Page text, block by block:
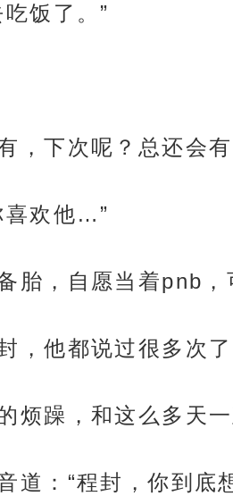
饭了。”
，下次呢？总还会有
喜欢他…”
胎，自愿当着pnb
，他都说过很多次
烦躁，和这么多天
道：“程封，你到